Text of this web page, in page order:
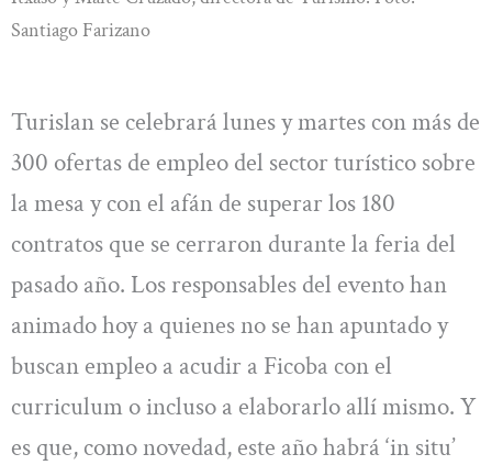
Santiago Farizano
Turislan se celebrará lunes y martes con más de
300 ofertas de empleo del sector turístico sobre
la mesa y con el afán de superar los 180
contratos que se cerraron durante la feria del
pasado año. Los responsables del evento han
animado hoy a quienes no se han apuntado y
buscan empleo a acudir a Ficoba con el
curriculum o incluso a elaborarlo allí mismo. Y
es que, como novedad, este año habrá ‘in situ’